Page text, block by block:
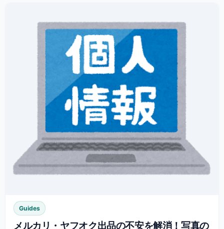
Guides
メルカリ・ヤフオク出品の不安を解消！写真の